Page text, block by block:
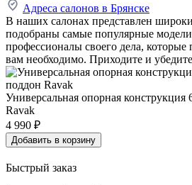
Адреса салонов в Брянске
В наших салонах представлен
подобраны самые популярные
профессионалы своего дела, которые
вам необходимо. Приходите и
Универсальная опоpная
Ravak
4 990 ₽
Добавить в корзину
Быстрый заказ